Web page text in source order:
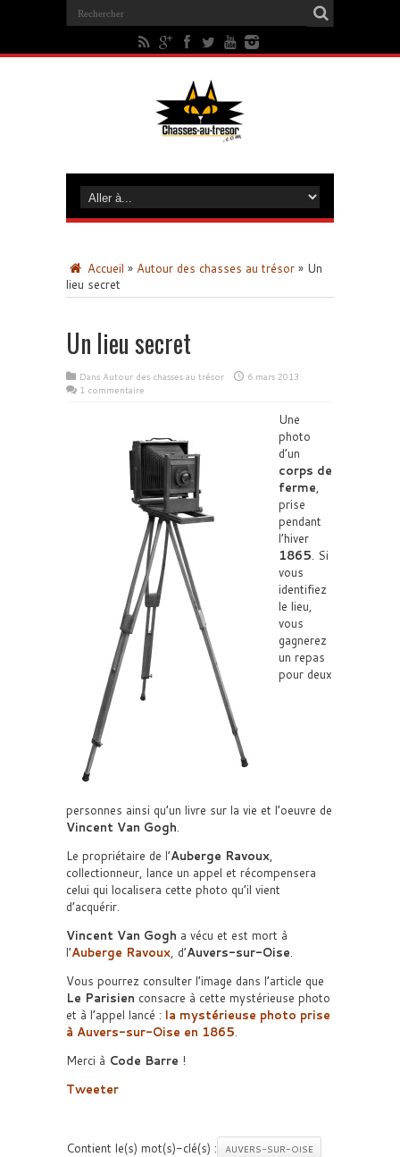
Accueil » Autour des chasses au trésor » Un
lieu secret
Un lieu secret
Dans Autour des chasses au trésor
6 mars 2013
1 commentaire
Une
photo
d’un
corps de
ferme,
prise
pendant
l’hiver
1865. Si
vous
identifiez
le lieu,
vous
gagnerez
un repas
pour deux
personnes ainsi qu’un livre sur la vie et l’oeuvre de
Vincent Van Gogh.
Le propriétaire de l’Auberge Ravoux,
collectionneur, lance un appel et récompensera
celui qui localisera cette photo qu’il vient
d’acquérir.
Vincent Van Gogh a vécu et est mort à
l’Auberge Ravoux, d’Auvers-sur-Oise.
Vous pourrez consulter l’image dans l’article que
Le Parisien consacre à cette mystérieuse photo
et à l’appel lancé : la mystérieuse photo prise
à Auvers-sur-Oise en 1865.
Merci à Code Barre !
Tweeter
Contient le(s) mot(s)-clé(s) :
AUVERS-SUR-OISE